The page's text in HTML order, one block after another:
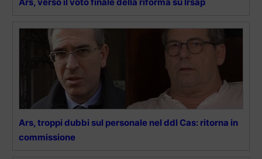
Ars, troppi dubbi sul personale nel ddl Cas: ritorna in
commissione